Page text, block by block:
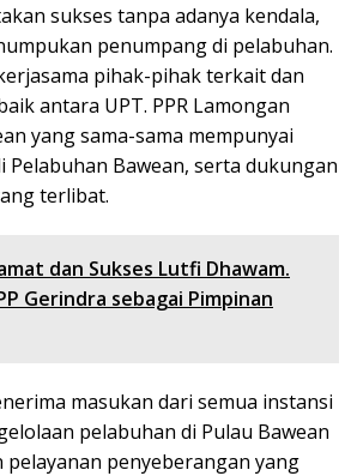
sukses tanpa adanya kendala,
penumpang di pelabuhan.
pihak-pihak terkait dan
antara UPT. PPR Lamongan
yang sama-sama mempunyai
Pelabuhan Bawean, serta dukungan
terlibat.
dan Sukses Lutfi Dhawam.
Gerindra sebagai Pimpinan
masukan dari semua instansi
pelabuhan di Pulau Bawean
penyeberangan yang